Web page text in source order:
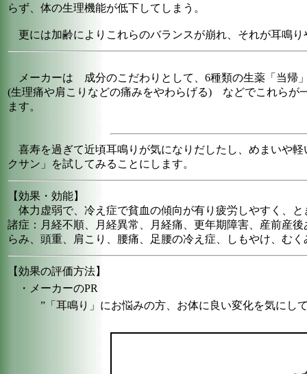
らず、体の生理機能が低下してしまう。
更には加齢によりこれらのバランスが崩れ、それが耳鳴
メーカーは 成分のこだわりとして、6種類の生薬「当
(生理痛や肩こりなどの痛みをやわらげる) などでこれらが
ます。
喜寿を過ぎて近頃耳鳴りが気になりだしたし、めまいや
クサン」を試してみることにします。
【効果・効能】
体力虚弱で、冷え症で貧血の傾向が有り疲労しやすく、
諸症：月経不順、月経異常、月経痛、更年期障害、産前産
らみ、頭重、肩こり、腰痛、足腰の冷え症、しもやけ、む
【効果の評価方法】
・メーカーのPR
”「耳鳴り」にお悩みの方、お体に良い変化を気にして